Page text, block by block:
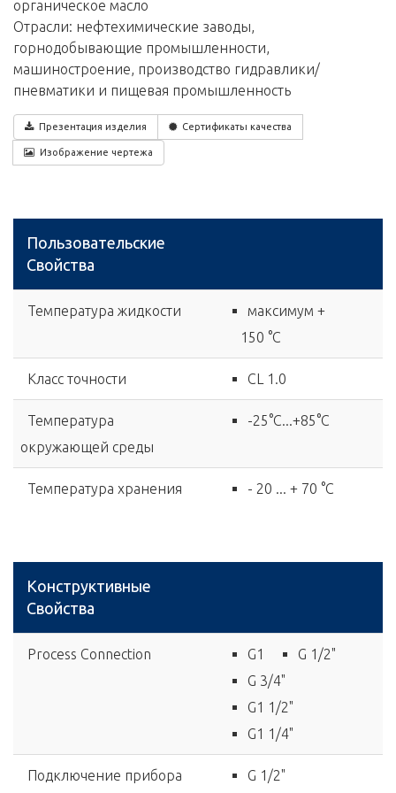
органическое масло
Отрасли: нефтехимические заводы,
горнодобывающие промышленности,
машиностроение, производство гидравлики/
пневматики и пищевая промышленность
Презентация изделия Сертификаты качества
Изображение чертежа
Пользовательские
Свойства
Температура жидкости
максимум +
150 °C
Класс точности CL 1.0
Температура
окружающей среды
-25°C...+85°C
Температура хранения - 20 ... + 70 °C
Конструктивные
Свойства
Process Connection G1
G 1/2"
G 3/4"
G1 1/2"
G1 1/4"
Подключение прибора G 1/2"